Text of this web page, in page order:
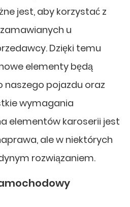
jest, aby korzystać z
u
Dzięki temu
elementy będą
naszego pojazdu oraz
wymagania
elementów karoserii jest
ale w niektórych
rozwiązaniem.